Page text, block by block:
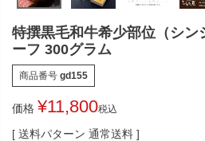
特撰黒毛和牛希少部位（シン
ーフ 300グラム
商品番号 gd155
価格 ¥11,800税込
送料パターン 通常送料